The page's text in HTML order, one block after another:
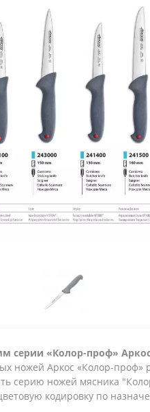
серии «Колор-проф»
ножей Аркос «Колор-проф»
серию ножей мясника
кодировку по